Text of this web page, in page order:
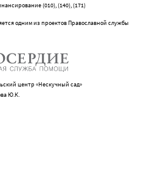
(010), (140), (171)
одним из проектов Православной службы
центр «Нескучный сад»
Ю.К.